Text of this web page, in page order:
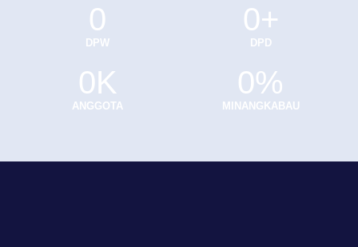
DPW
0
DPD
0+
ANGGOTA
0K
MINANGKABAU
0%